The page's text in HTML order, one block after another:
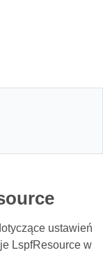
ustawień
LspfResource w